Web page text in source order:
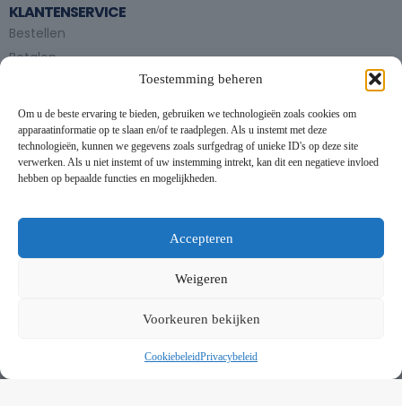
Toestemming beheren
Om u de beste ervaring te bieden, gebruiken we technologieën zoals cookies om
apparaatinformatie op te slaan en/of te raadplegen. Als u instemt met deze
technologieën, kunnen we gegevens zoals surfgedrag of unieke ID's op deze site
verwerken. Als u niet instemt of uw instemming intrekt, kan dit een negatieve invloed
hebben op bepaalde functies en mogelijkheden.
Accepteren
Weigeren
Voorkeuren bekijken
CookiebeleidPrivacybeleid
KLANTENSERVICE
Bestellen
Betalen
Partytent huren
Handleiding partytenten
VOORWAARDEN
Algemene voorwaarden
Privacybeleid
Contact
Schrijf je in op onze nieuwsbrief en blijf op de hoogte van
This website uses cookies to improve your experience. By using
this website you agree to ourData Protection Policy